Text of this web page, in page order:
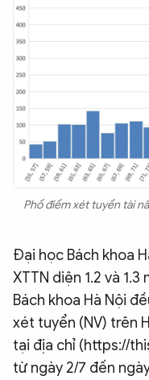
Phổ điểm xét tuyển tài
Đại học Bách khoa
XTTN diện 1.2 và
Bách khoa Hà Nội
xét tuyển (NV) trên
tại địa chỉ (https://
từ ngày 2/7 đến